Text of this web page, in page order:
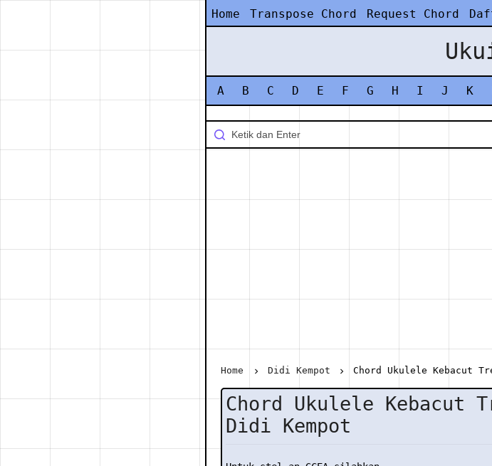
Home Transpose Chord Request Chord
A B C D E F G H I J K
Home Didi Kempot Chord Ukulele Kebacut
Chord Ukulele Kebacut
Didi Kempot